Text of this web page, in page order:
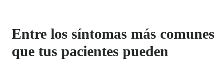
Entre los síntomas más comunes
que tus pacientes pueden